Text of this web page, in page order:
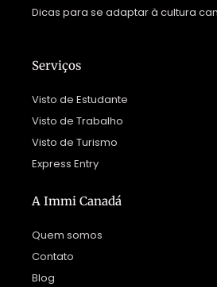
Dicas para se adaptar à cultura
Serviços
Visto de Estudante
Visto de Trabalho
Visto de Turismo
Express Entry
A Immi Canadá
Quem somos
Contato
Blog